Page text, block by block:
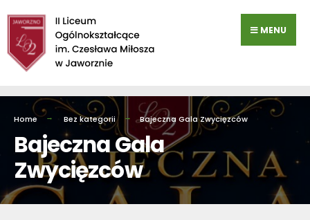
Przejdź
do
zawartości
MENU
Home Bez kategorii Bajeczna Gala Zwycięzców
Bajeczna Gala
Zwycięzców